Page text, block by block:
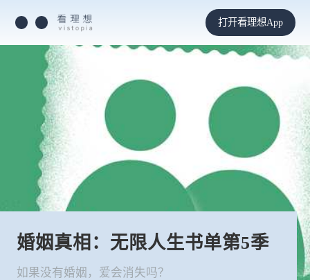
打开看理想App
婚姻真相：无限人生书单第5季
如果没有婚姻，爱会消失吗？